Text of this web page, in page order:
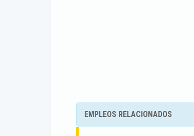
EMPLEOS RELACIONADOS